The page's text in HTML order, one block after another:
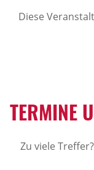
Diese
TERMINE
Zu viele